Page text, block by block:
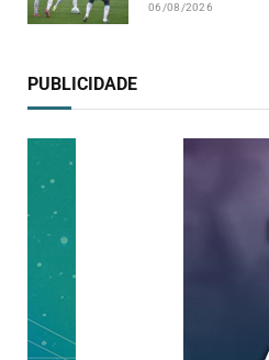
06/08/2026
PUBLICIDADE